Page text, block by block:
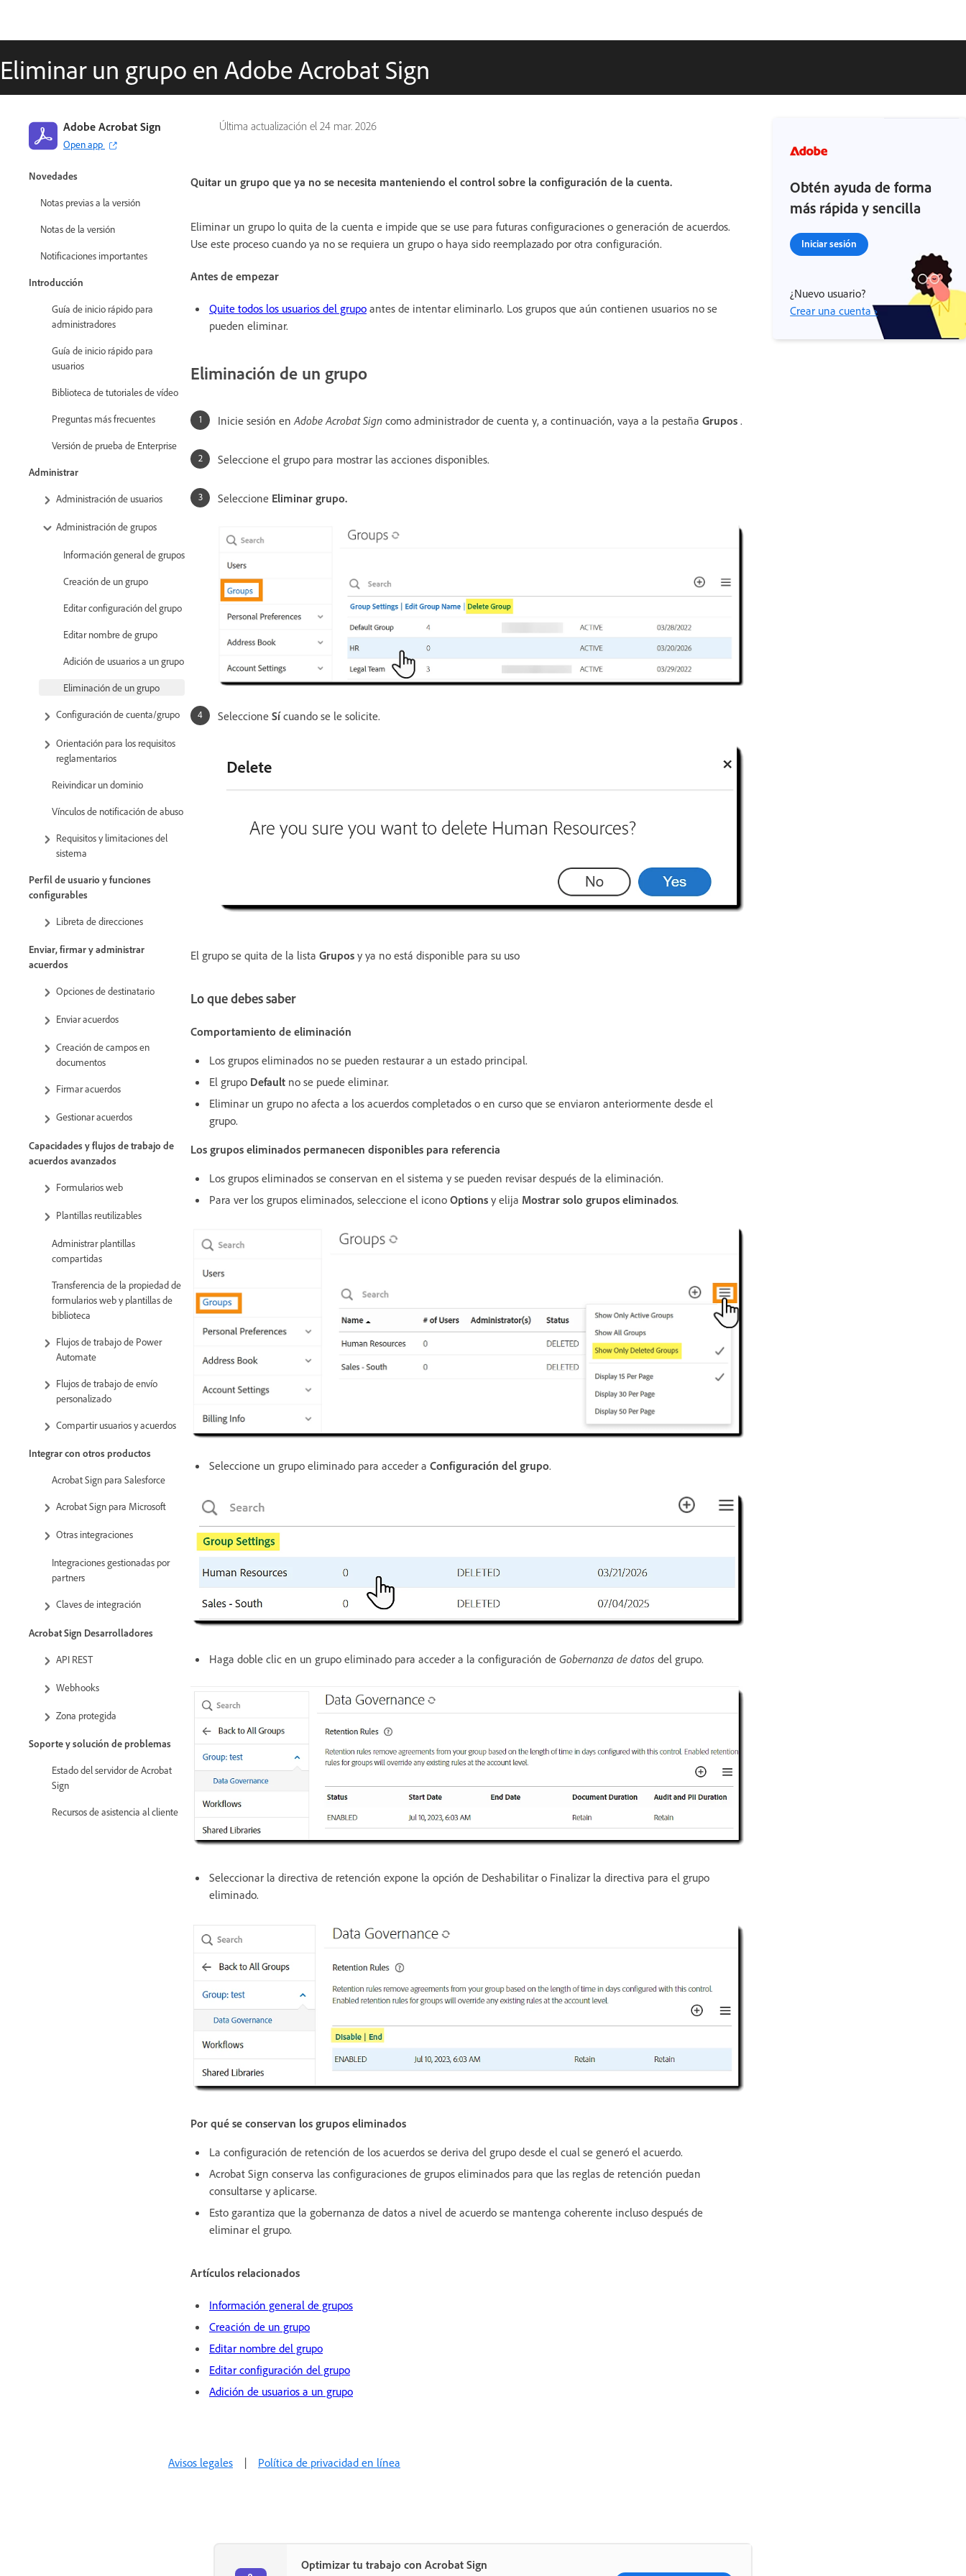
Eliminar un grupo en Adobe Acrobat Sign
Última actualización el 24 mar. 2026
Adobe Acrobat Sign
Open app
Guía de Adobe Acrobat Sign
Novedades
Notas previas a la versión
Notas de la versión
Notificaciones importantes
Introducción
Guía de inicio rápido para
administradores
Guía de inicio rápido para
usuarios
Biblioteca de tutoriales de vídeo
Preguntas más frecuentes
Versión de prueba de Enterprise
Administrar
Administración de usuarios
Administración de grupos
Información general de grupos
Creación de un grupo
Editar configuración del grupo
Editar nombre de grupo
Adición de usuarios a un grupo
Eliminación de un grupo
Configuración de cuenta/grupo
Orientación para los requisitos
reglamentarios
Reivindicar un dominio
Vínculos de notificación de abuso
Requisitos y limitaciones del
sistema
Perfil de usuario y funciones
configurables
Libreta de direcciones
Enviar, firmar y administrar
acuerdos
Opciones de destinatario
Enviar acuerdos
Creación de campos en
documentos
Firmar acuerdos
Gestionar acuerdos
Capacidades y flujos de trabajo de
acuerdos avanzados
Formularios web
Plantillas reutilizables
Administrar plantillas
compartidas
Transferencia de la propiedad de
formularios web y plantillas de
biblioteca
Flujos de trabajo de Power
Automate
Flujos de trabajo de envío
personalizado
Compartir usuarios y acuerdos
Integrar con otros productos
Acrobat Sign para Salesforce
Acrobat Sign para Microsoft
Otras integraciones
Integraciones gestionadas por
partners
Claves de integración
Acrobat Sign Desarrolladores
API REST
Webhooks
Zona protegida
Soporte y solución de problemas
Estado del servidor de Acrobat
Sign
Recursos de asistencia al cliente
Quitar un grupo que ya no se necesita manteniendo el control sobre la configuración de la cuenta.
Eliminar un grupo lo quita de la cuenta e impide que se use para futuras configuraciones o generación de acuerdos.
Use este proceso cuando ya no se requiera un grupo o haya sido reemplazado por otra configuración.
Antes de empezar
Quite todos los usuarios del grupo antes de intentar eliminarlo. Los grupos que aún contienen usuarios no se
pueden eliminar.
Eliminación de un grupo
Inicie sesión en Adobe Acrobat Sign como administrador de cuenta y, a continuación, vaya a la pestaña Grupos .
Seleccione el grupo para mostrar las acciones disponibles.
Seleccione Eliminar grupo.
Seleccione Sícuando se le solicite.
El grupo se quita de la lista Grupos y ya no está disponible para su uso
Lo que debes saber
Comportamiento de eliminación
Los grupos eliminados no se pueden restaurar a un estado principal.
El grupo Default no se puede eliminar.
Eliminar un grupo no afecta a los acuerdos completados o en curso que se enviaron anteriormente desde el
grupo.
Los grupos eliminados permanecen disponibles para referencia
Los grupos eliminados se conservan en el sistema y se pueden revisar después de la eliminación.
Para ver los grupos eliminados, seleccione el icono Options y elija Mostrar solo grupos eliminados.
Seleccione un grupo eliminado para acceder a Configuración del grupo.
Haga doble clic en un grupo eliminado para acceder a la configuración de Gobernanza de datos del grupo.
Seleccionar la directiva de retención expone la opción de Deshabilitar o Finalizar la directiva para el grupo
eliminado.
Por qué se conservan los grupos eliminados
La configuración de retención de los acuerdos se deriva del grupo desde el cual se generó el acuerdo.
Acrobat Sign conserva las configuraciones de grupos eliminados para que las reglas de retención puedan
consultarse y aplicarse.
Esto garantiza que la gobernanza de datos a nivel de acuerdo se mantenga coherente incluso después de
eliminar el grupo.
Artículos relacionados
Información general de grupos
Creación de un grupo
Editar nombre del grupo
Editar configuración del grupo
Adición de usuarios a un grupo
Obtén ayuda de forma
más rápida y sencilla
Iniciar sesión
¿Nuevo usuario?
Crear una cuenta ›
Avisos legales | Política de privacidad en línea
Optimizar tu trabajo con Acrobat Sign